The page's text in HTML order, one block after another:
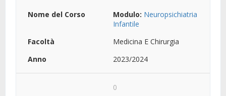
Modulo: Neuropsichiatria
Infantile
Medicina E Chirurgia
2023/2024
0